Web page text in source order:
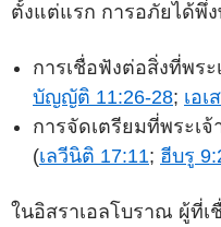
ตั้งแต่แรก การอภัยได้พึ่
การเชื่อฟังต่อสิ่งที่พร
บัญญัติ 11:26-28; เอเ
การจัดเตรียมที่พระเจ้
(เลวีนิติ 17:11; ฮีบรู
ในอิสราเอลโบราณ ผู้ที่เ